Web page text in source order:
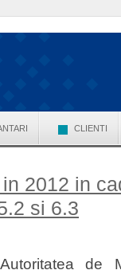
CLIENTI
2012 in
si 6.3
de